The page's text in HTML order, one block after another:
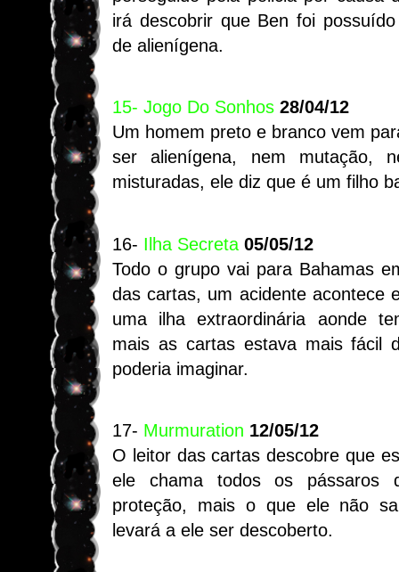
irá descobrir que Ben foi
de alienígena.
15- Jogo Do Sonhos 28/04/12
Um homem preto e branco vem
ser alienígena, nem mutação,
misturadas, ele diz que é um filho
16- Ilha Secreta 05/05/12
Todo o grupo vai para Bahamas
das cartas, um acidente acontece
uma ilha extraordinária aonde
mais as cartas estava mais fácil
poderia imaginar.
17- Murmuration 12/05/12
O leitor das cartas descobre que
ele chama todos os pássaros
proteção, mais o que ele não
levará a ele ser descoberto.